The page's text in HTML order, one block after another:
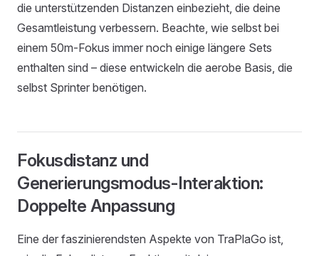
die unterstützenden Distanzen einbezieht, die deine
Gesamtleistung verbessern. Beachte, wie selbst bei
einem 50m-Fokus immer noch einige längere Sets
enthalten sind – diese entwickeln die aerobe Basis, die
selbst Sprinter benötigen.
Fokusdistanz und
Generierungsmodus-Interaktion:
Doppelte Anpassung
Eine der faszinierendsten Aspekte von TraPlaGo ist,